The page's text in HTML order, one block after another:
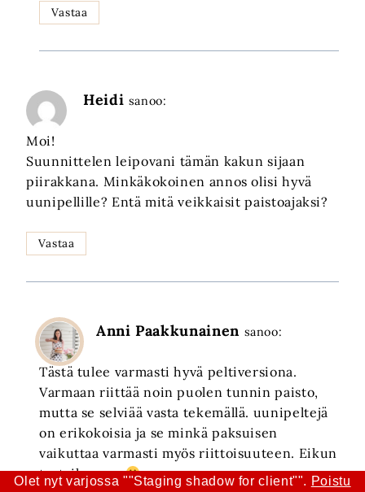
Vastaa
Heidi sanoo:
Moi!
Suunnittelen leipovani tämän kakun sijaan
piirakkana. Minkäkokoinen annos olisi hyvä
uunipellille? Entä mitä veikkaisit paistoajaksi?
Vastaa
Anni Paakkunainen sanoo:
Tästä tulee varmasti hyvä peltiversiona.
Varmaan riittää noin puolen tunnin paisto,
mutta se selviää vasta tekemällä. uunipeltejä
on erikokoisia ja se minkä paksuisen
vaikuttaa varmasti myös riittoisuuteen. Eikun
testailemaan
Olet nyt varjossa ""Staging shadow for client"". Poistu